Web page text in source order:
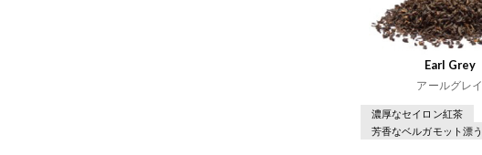
Earl Grey
アールグレイ
濃厚なセイロン紅茶
芳香なベルガモット漂う